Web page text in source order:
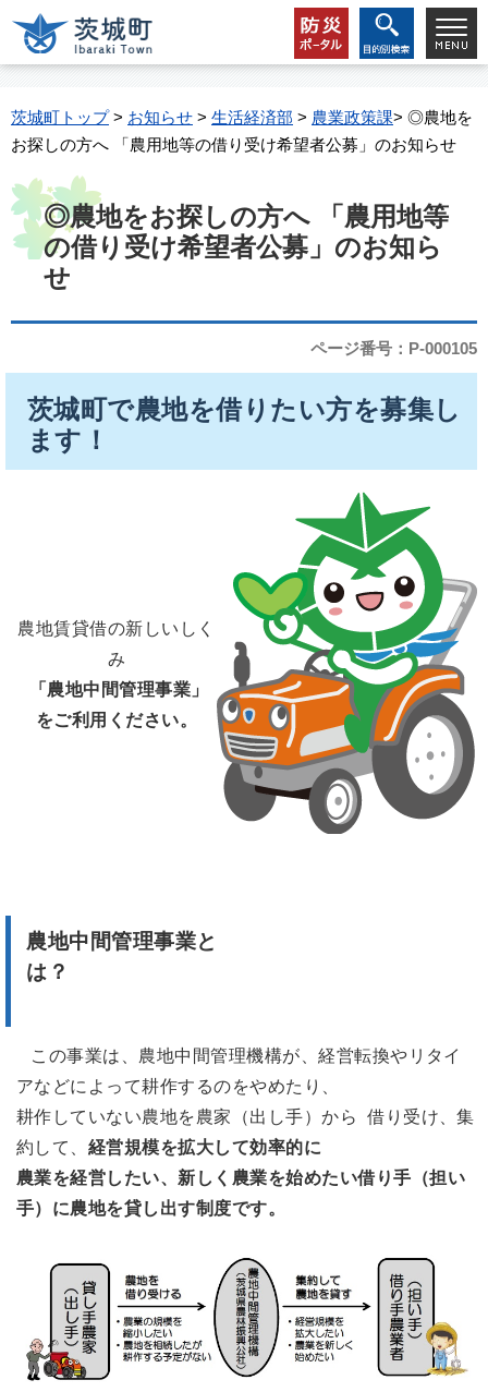
茨城町トップ> お知らせ > 生活経済部 > 農業政策課> ◎農地を
お探しの方へ 「農用地等の借り受け希望者公募」のお知らせ
◎農地をお探しの方へ 「農用地等
の借り受け希望者公募」のお知ら
せ
ページ番号：P-000105
茨城町で農地を借りたい方を募集し
ます！
農地賃貸借の新しいしく
み
「農地中間管理事業」
をご利用ください。
農地中間管理事業と
は？
この事業は、農地中間管理機構が、経営転換やリタイ
アなどによって耕作するのをやめたり、
耕作していない農地を農家（出し手）から 借り受け、集
約して、 経営規模を拡大して効率的に
農業を経営したい、新しく農業を始めたい借り手（担い
手）に農地を貸し出す制度です。